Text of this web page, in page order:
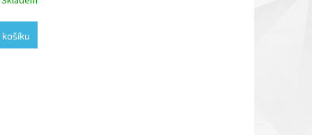
košíku